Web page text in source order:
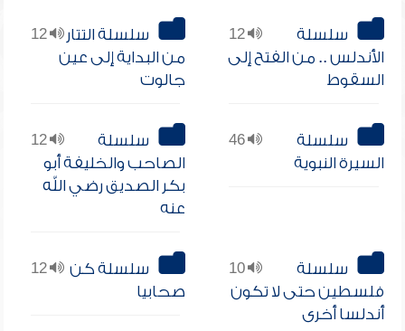
12
سلسلة
الأندلس .. من الفتح إلى
السقوط
12
سلسلة التتار
من البداية إلى عين
جالوت
46
سلسلة
السيرة النبوية
12
سلسلة
الصاحب والخليفة أبو
بكر الصديق رضي الله
عنه
10
سلسلة
فلسطين حتى لا تكون
أندلسا أخرى
12
سلسلة كن
صحابيا